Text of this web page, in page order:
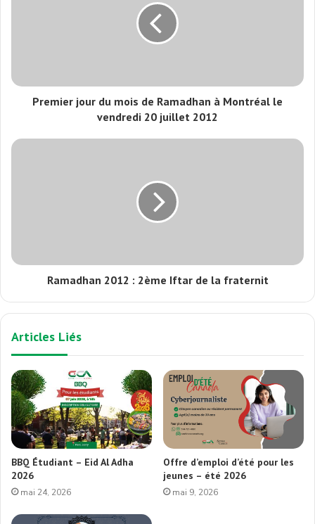
Premier jour du mois de Ramadhan à Montréal le
vendredi 20 juillet 2012
Ramadhan 2012 : 2ème Iftar de la fraternit
Articles Liés
BBQ Étudiant – Eid Al Adha
2026
mai 24, 2026
Offre d’emploi d’été pour les
jeunes – été 2026
mai 9, 2026